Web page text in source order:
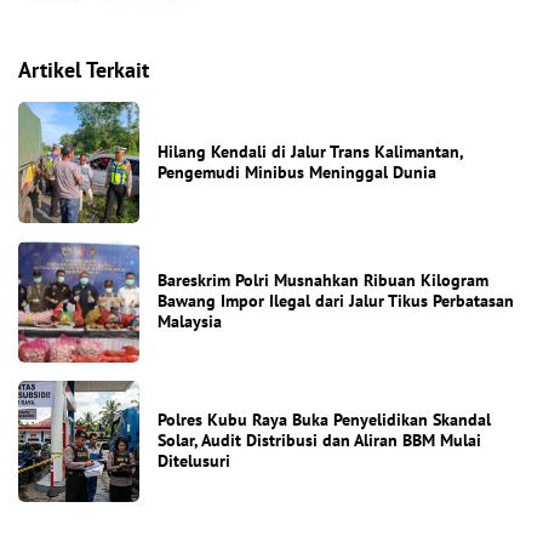
Artikel Terkait
Hilang Kendali di Jalur Trans Kalimantan,
Pengemudi Minibus Meninggal Dunia
Bareskrim Polri Musnahkan Ribuan Kilogram
Bawang Impor Ilegal dari Jalur Tikus Perbatasan
Malaysia
Polres Kubu Raya Buka Penyelidikan Skandal
Solar, Audit Distribusi dan Aliran BBM Mulai
Ditelusuri